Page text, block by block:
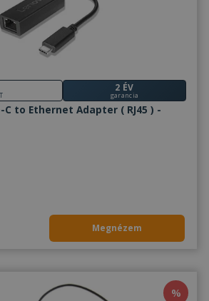
2 ÉV
garancia
C to Ethernet Adapter ( RJ45 ) -
Megnézem
%